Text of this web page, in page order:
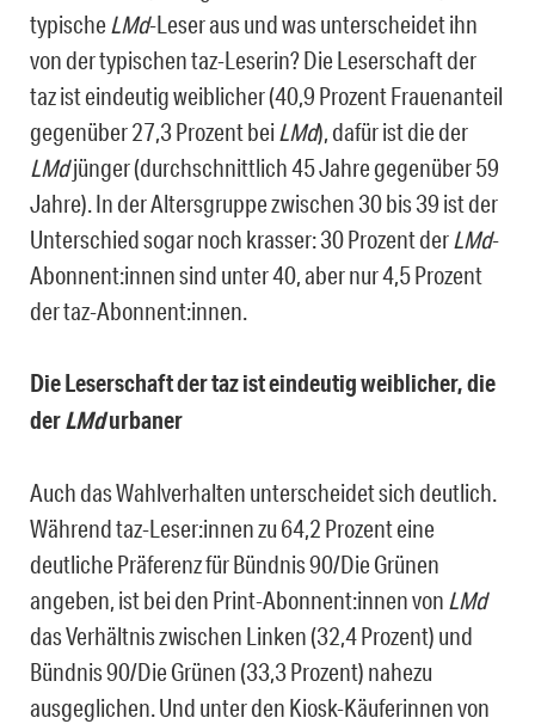
typischeLMd-Leser aus und was unterscheidet ihn
von der typischen taz-Leserin? Die Leserschaft der
taz ist eindeutig weiblicher (40,9 Prozent Frauenanteil
gegenüber 27,3 Prozent bei LMd), dafür ist die der
LMdjünger (durchschnittlich 45 Jahre gegenüber 59
Jahre). In der Altersgruppe zwischen 30 bis 39 ist der
Unterschied sogar noch krasser: 30 Prozent derLMd-
Abonnent:innen sind unter 40, aber nur 4,5 Prozent
der taz-Abonnent:innen.
Die Leserschaft der taz ist eindeutig weiblicher, die
derLMdurbaner
Auch das Wahlverhalten unterscheidet sich deutlich.
Während taz-Leser:innen zu 64,2 Prozent eine
deutliche Präferenz für Bündnis 90/Die Grünen
angeben, ist bei den Print-Abonnent:innen von LMd
das Verhältnis zwischen Linken (32,4 Prozent) und
Bündnis 90/Die Grünen (33,3 Prozent) nahezu
ausgeglichen. Und unter den Kiosk-Käuferinnen von